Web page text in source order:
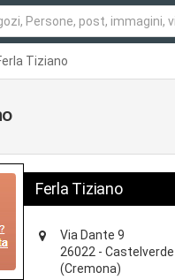
Tiziano
Ferla Tiziano
Via Dante 9
26022 - Castelverde
(Cremona)